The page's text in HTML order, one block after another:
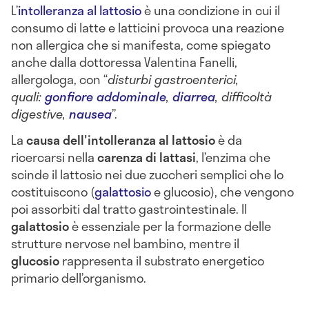
L’intolleranza al lattosioè una condizione in cui il
consumo di latte e latticini provoca una reazione
non allergica che si manifesta, come spiegato
anche dalla dottoressa Valentina Fanelli,
allergologa, con “disturbi gastroenterici,
quali:gonfiore addominale, diarrea, difficoltà
digestive, nausea”.
Lacausa dell'intolleranza al lattosioè da
ricercarsi nellacarenza di lattasi, l’enzima che
scinde il lattosio nei due zuccheri semplici che lo
costituiscono (galattosioe glucosio), che vengono
poi assorbiti dal tratto gastrointestinale. Il
galattosioè essenziale per la formazione delle
strutture nervose nel bambino, mentre il
glucosiorappresenta il substrato energetico
primario dell’organismo.